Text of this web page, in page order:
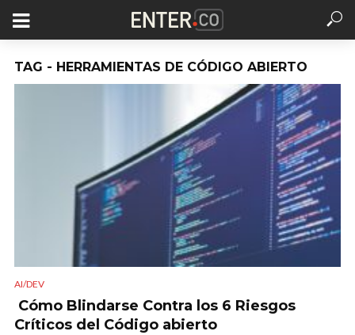
TAG - HERRAMIENTAS DE CÓDIGO ABIERTO
AI/DEV
Cómo Blindarse Contra los 6 Riesgos
Críticos del Código abierto